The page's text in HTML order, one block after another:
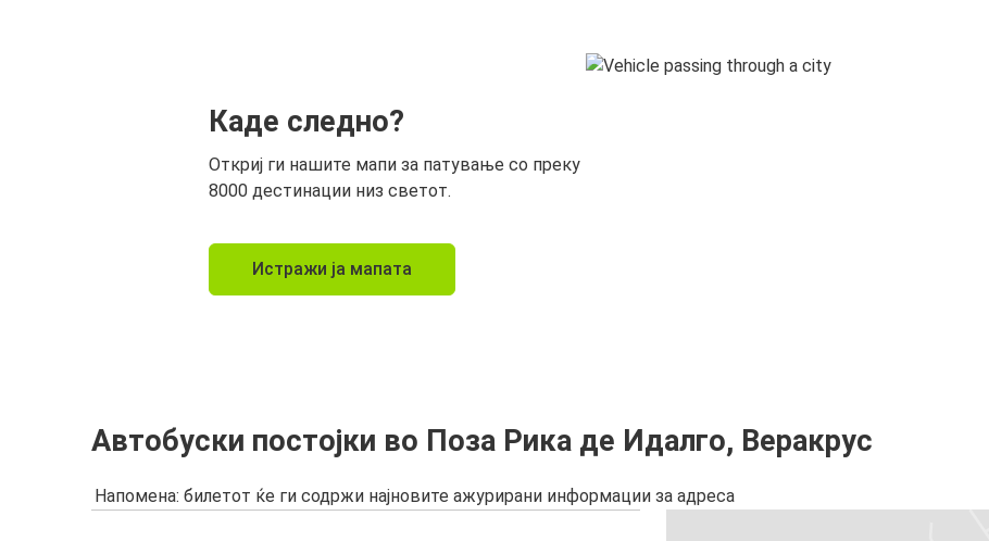
Каде следно?
Откриј ги нашите мапи за патување со преку
8000 дестинации низ светот.
Истражи ја мапата
Автобуски постојки во Поза Рика де Идалго, Веракрус
Напомена: билетот ќе ги содржи најновите ажурирани информации за адреса